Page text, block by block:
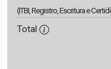
(ITBI, Registro, Escritura e
Total